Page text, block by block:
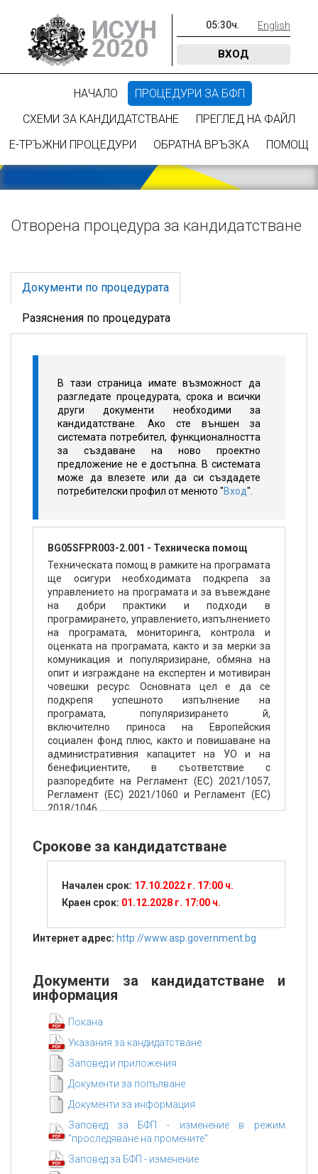
ИСУН
2020
05:30ч. English
ВХОД
НАЧАЛО
ПРОЦЕДУРИ ЗА БФП
СХЕМИ ЗА КАНДИДАТСТВАНЕ
ПРЕГЛЕД НА ФАЙЛ
Е-ТРЪЖНИ ПРОЦЕДУРИ
ОБРАТНА ВРЪЗКА ПОМОЩ
Отворена процедура за кандидатстване
Документи по процедурата
Разяснения по процедурата
В тази страница имате възможност да
разгледате процедурата, срока и всички
други документи необходими за
кандидатстване. Ако сте външен за
системата потребител, функционалността
за създаване на ново проектно
предложение не е достъпна. В системата
може да влезете или да си създадете
потребителски профил от менюто "Вход".
BG05SFPR003-2.001 - Техническа помощ
Техническата помощ в рамките на програмата
ще осигури необходимата подкрепа за
управлението на програмата и за въвеждане
на добри практики и подходи в
програмирането, управлението, изпълнението
на програмата, мониторинга, контрола и
оценката на програмата, както и за мерки за
комуникация и популяризиране, обмяна на
опит и изграждане на експертен и мотивиран
човешки ресурс. Основната цел е да се
подкрепя успешното изпълнение на
програмата, популяризирането й,
включително приноса на Европейския
социален фонд плюс, както и повишаване на
административния капацитет на УО и на
бенефициентите, в съответствие с
разпоредбите на Регламент (ЕС) 2021/1057,
Регламент (ЕС) 2021/1060 и Регламент (ЕС)
2018/1046.
Срокове за кандидатстване
Начален срок: 17.10.2022 г. 17:00 ч.
Краен срок: 01.12.2028 г. 17:00 ч.
Интернет адрес: http://www.asp.government.bg
Документи за кандидатстване и
информация
Покана
Указания за кандидатстване
Заповед и приложения
Документи за попълване
Документи за информация
Заповед за БФП - изменение в режим
"проследяване на промените"
Заповед за БФП - изменение